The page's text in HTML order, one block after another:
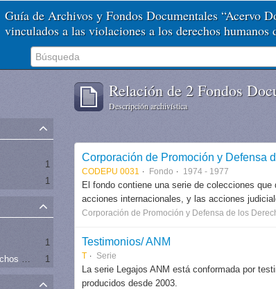
Guía de Archivos y Fondos Documentales “Acervo
vinculados a las violaciones a los derechos humanos
1
1
1
Museo de la Memoria y los Derechos Humanos - Chile
1
Relación de 2 Fondos
Descripción archivística
Corporación de Promoción y Defensa
CODEPU 0031 Fondo 1974 - 1977
El fondo contiene una serie de colecciones
acciones internacionales, y las acciones
Corporación de Promoción y Defensa de los
Testimonios/ ANM
T Serie
La serie Legajos ANM está conformada por
producidos desde 2003.